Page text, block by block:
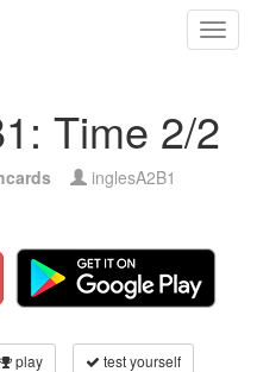
Time 2/2
inglesA2B1
play test yourself